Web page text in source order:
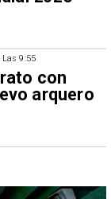
Las 9:55
con
arquero